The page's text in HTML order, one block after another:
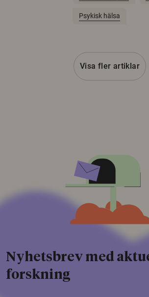
Psykisk hälsa
Visa fler artiklar
Nyhetsbrev med
forskning